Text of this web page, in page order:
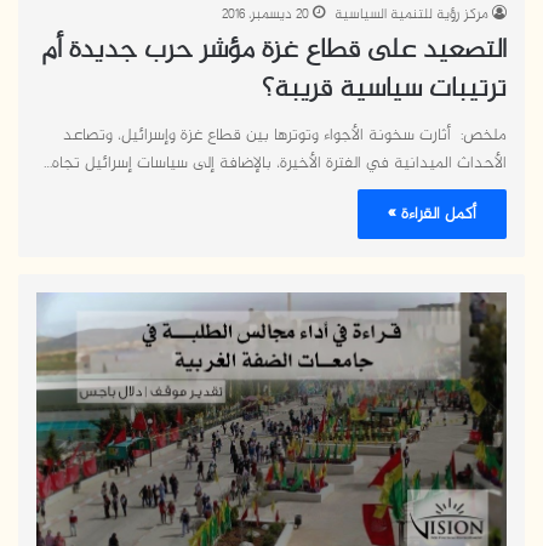
مركز رؤية للتنمية السياسية 20 ديسمبر، 2016
التصعيد على قطاع غزة مؤشر حرب جديدة أم
ترتيبات سياسية قريبة؟
ملخص: أثارت سخونة الأجواء وتوترها بين قطاع غزة وإسرائيل، وتصاعد
الأحداث الميدانية في الفترة الأخيرة، بالإضافة إلى سياسات إسرائيل تجاه…
أكمل القراءة »